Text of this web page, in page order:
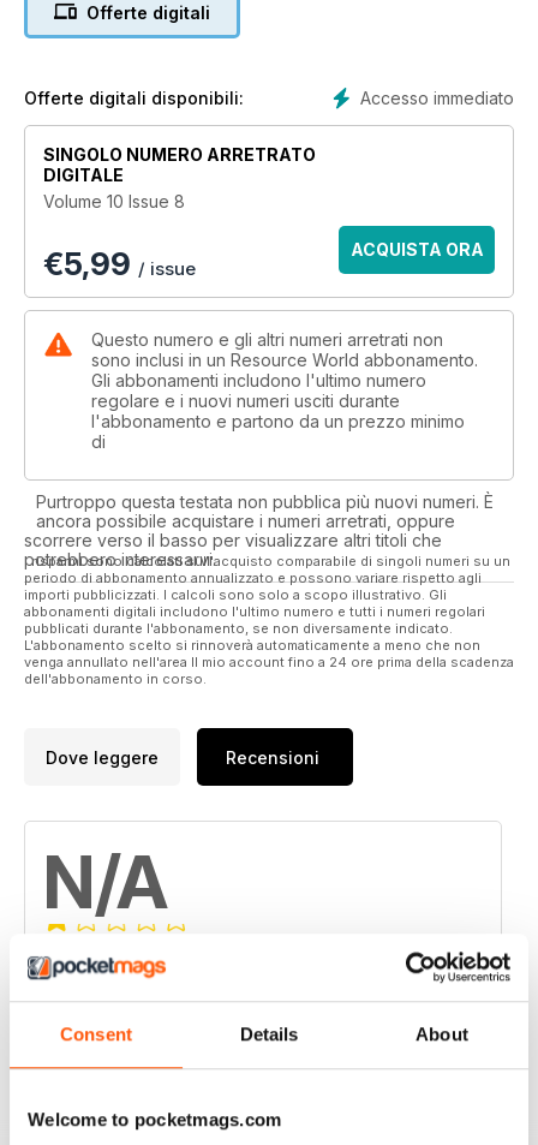
Consent Details About
Welcome to pocketmags.com
Offerte digitali
Accesso immediato
Offerte digitali disponibili:
SINGOLO NUMERO ARRETRATO
DIGITALE
Volume 10 Issue 8
€5,99 / issue
ACQUISTA ORA
Questo numero e gli altri numeri arretrati non
sono inclusi in un Resource World abbonamento.
Gli abbonamenti includono l'ultimo numero
regolare e i nuovi numeri usciti durante
l'abbonamento e partono da un prezzo minimo
di
Purtroppo questa testata non pubblica più nuovi numeri. È
ancora possibile acquistare i numeri arretrati, oppure
scorrere verso il basso per visualizzare altri titoli che
potrebbero interessarvi.
I risparmi sono calcolati sull'acquisto comparabile di singoli numeri su un
periodo di abbonamento annualizzato e possono variare rispetto agli
importi pubblicizzati. I calcoli sono solo a scopo illustrativo. Gli
abbonamenti digitali includono l'ultimo numero e tutti i numeri regolari
pubblicati durante l'abbonamento, se non diversamente indicato.
L'abbonamento scelto si rinnoverà automaticamente a meno che non
venga annullato nell'area Il mio account fino a 24 ore prima della scadenza
dell'abbonamento in corso.
Dove leggere Recensioni
N/A
Basato su 0 Recensioni dei clienti
4 0